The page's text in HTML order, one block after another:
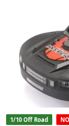
1/10 Off Road